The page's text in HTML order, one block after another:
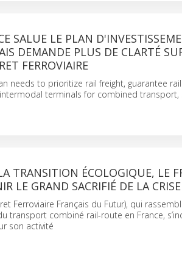
SALUE LE PLAN
DEMANDE PLUS DE CLARTÉ
FERROVIAIRE
needs to prioritize rail freight, guarantee
terminals for combined transport,
TRANSITION ÉCOLOGIQUE, LE
LE GRAND SACRIFIÉ DE LA
Ferroviaire Français du Futur), qui
transport combiné rail-route en France,
son activité